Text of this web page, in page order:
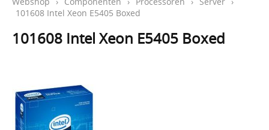
101608 Intel Xeon E5405 Boxed
101608 Intel Xeon E5405 Boxed